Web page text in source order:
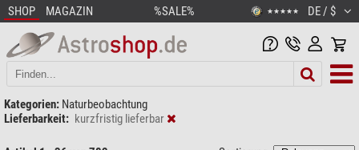
SHOP MAGAZIN %SALE% ★★★★★ DE / $
Kategorien: Naturbeobachtung
Lieferbarkeit: kurzfristig lieferbar